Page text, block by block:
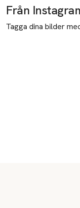
Från
Tagga dina bilder